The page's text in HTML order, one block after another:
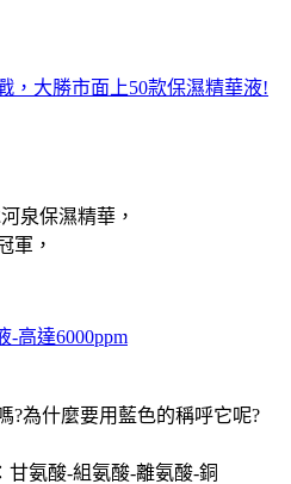
，大勝市面上50款保濕精華液!
泉保濕精華，
軍，
-高達6000ppm
?為什麼要用藍色的稱呼它呢?
氨酸-組氨酸-離氨酸-銅